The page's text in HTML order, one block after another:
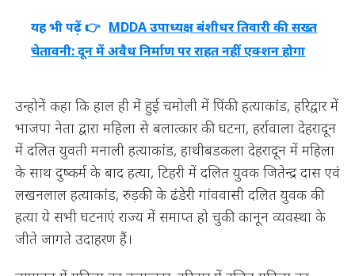
यह भी पढ़ें 👉 MDDA उपाध्यक्ष बंशीधर तिवारी की सख्त
चेतावनी: दून में अवैध निर्माण पर राहत नहीं एक्शन होगा
उन्होनें कहा कि हाल ही में हुई चमोली में पिंकी हत्याकांड, हरिद्वार में
भाजपा नेता द्वारा महिला से बलात्कार की घटना, हर्रावाला देहरादून
में दलित युवती मनाली हत्याकांड, हाथीबडकला देहरादून में महिला
के साथ दुष्कर्म के बाद हत्या, टिहरी में दलित युवक जितेन्द्र दास एवं
लखनलाल हत्याकांड, रुड़की के ढंडेरी गांववासी दलित युवक की
हत्या ये सभी घटनाएं राज्य में समाप्त हो चुकी कानून व्यवस्था के
जीते जागते उदाहरण हैं।